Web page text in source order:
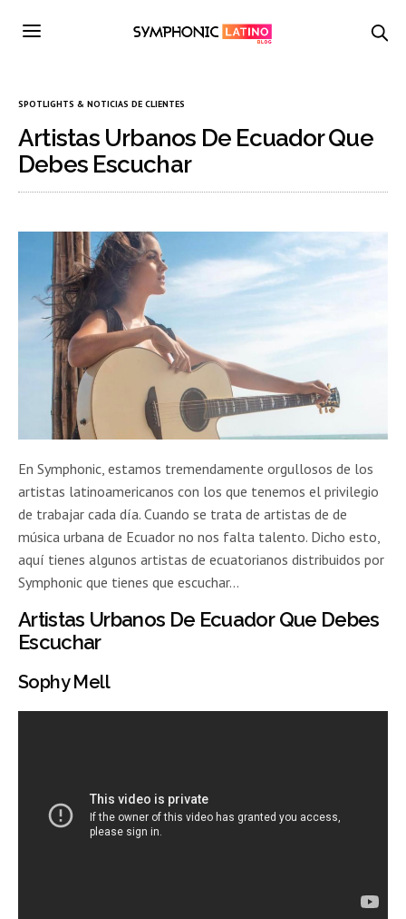
SPOTLIGHTS & NOTICIAS DE CLIENTES
Artistas Urbanos De Ecuador Que
Debes Escuchar
En Symphonic, estamos tremendamente orgullosos de los
artistas latinoamericanos con los que tenemos el privilegio
de trabajar cada día. Cuando se trata de artistas de de
música urbana de Ecuador no nos falta talento. Dicho esto,
aquí tienes algunos artistas de ecuatorianos distribuidos por
Symphonic que tienes que escuchar…
Artistas Urbanos De Ecuador Que Debes
Escuchar
Sophy Mell